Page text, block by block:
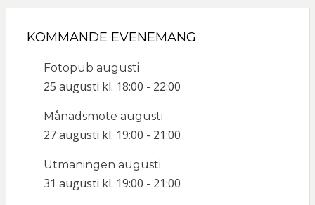
KOMMANDE EVENEMANG
Fotopub augusti
25 augusti kl. 18:00 - 22:00
Månadsmöte augusti
27 augusti kl. 19:00 - 21:00
Utmaningen augusti
31 augusti kl. 19:00 - 21:00